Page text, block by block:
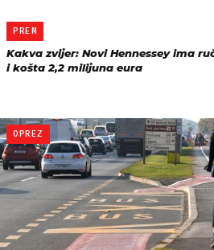
PREM
Kakva zvijer: Novi Hennessey ima
i košta 2,2 milijuna eura
OPREZ